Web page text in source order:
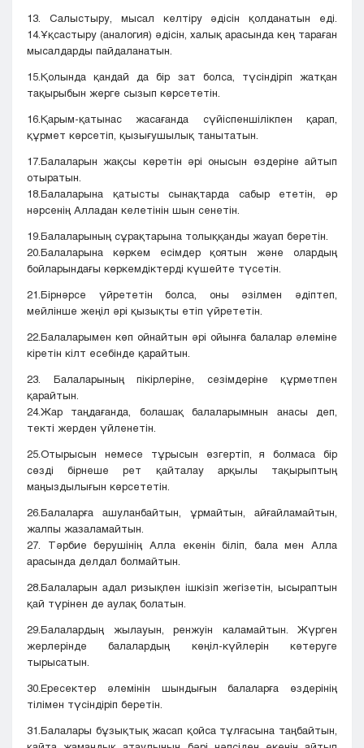
13. Салыстыру, мысал келтіру әдісін қолданатын еді.
14.Ұқсастыру (аналогия) әдісін, халық арасында кең тараған
мысалдарды пайдаланатын.
15.Қолында қандай да бір зат болса, түсіндіріп жатқан
тақырыбын жерге сызып көрсететін.
16.Қарым-қатынас жасағанда сүйіспеншілікпен қарап,
құрмет көрсетіп, қызығушылық танытатын.
17.Балаларын жақсы көретін әрі онысын өздеріне айтып
отыратын.
18.Балаларына қатысты сынақтарда сабыр ететін, әр
нәрсенің Алладан келетінін шын сенетін.
19.Балаларының сұрақтарына толыққанды жауап беретін.
20.Балаларына көркем есімдер қоятын және олардың
бойларындағы көркемдіктерді күшейте түсетін.
21.Бірнәрсе үйрететін болса, оны әзілмен әдіптеп,
мейлінше жеңіл әрі қызықты етіп үйрететін.
22.Балаларымен көп ойнайтын әрі ойынға балалар әлеміне
кіретін кілт есебінде қарайтын.
23. Балаларының пікірлеріне, сезімдеріне құрметпен
қарайтын.
24.Жар таңдағанда, болашақ балаларымнын анасы деп,
текті жерден үйленетін.
25.Отырысын немесе тұрысын өзгертіп, я болмаса бір
сөзді бірнеше рет қайталау арқылы тақырыптың
маңыздылығын көрсететін.
26.Балаларға ашуланбайтын, ұрмайтын, айғайламайтын,
жалпы жазаламайтын.
27. Тәрбие берушінің Алла екенін біліп, бала мен Алла
арасында делдал болмайтын.
28.Балаларын адал ризықпен ішкізіп жегізетін, ысыраптын
қай түрінен де аулақ болатын.
29.Балалардың жылауын, ренжуін каламайтын. Жүрген
жерлерінде балалардың көңіл-күйлерін көтеруге
тырысатын.
30.Ересектер әлемінін шындығын балаларға өздерінің
тілімен түсіндіріп беретін.
31.Балалары бұзықтық жасап қойса тұлғасына таңбайтын,